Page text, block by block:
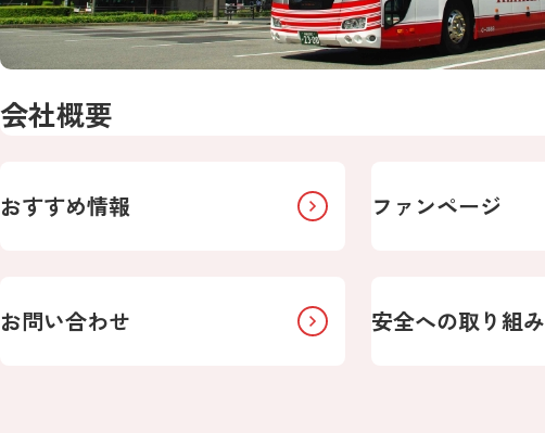
会社概要
おすすめ情報 ファンページ
お問い合わせ 安全への取り組み